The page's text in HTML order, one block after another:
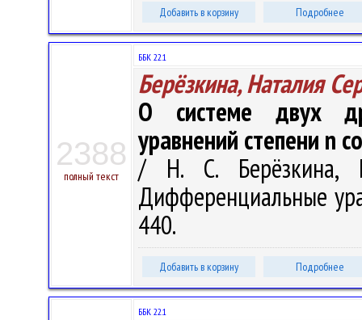
Добавить в корзину Подробнее
2388
полный текст
ББК 22.1
Берёзкина, Наталия
О системе двух
уравнений степени n
/ Н. С.
Дифференциальные
440.
Добавить в корзину Подробнее
ББК 22.1